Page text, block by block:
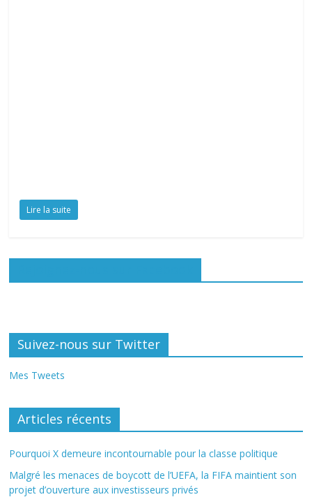
Lire la suite
Suivez-nous sur Twitter
Mes Tweets
Articles récents
Pourquoi X demeure incontournable pour la classe politique
Malgré les menaces de boycott de l’UEFA, la FIFA maintient son
projet d’ouverture aux investisseurs privés